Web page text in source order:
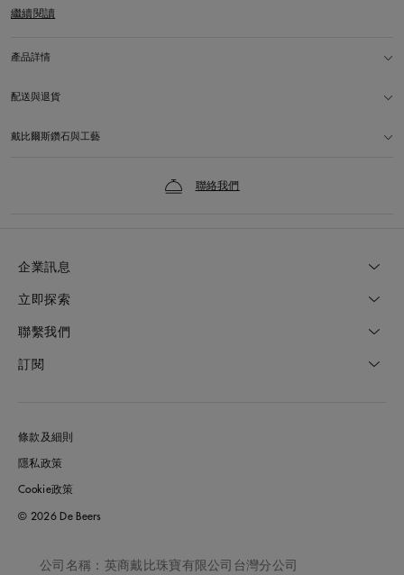
尖形、梨形和圓形明亮式切割的橘鑽、黃鑽和粉鑽。
繼續閱讀
產品詳情
配送與退貨
戴比爾斯鑽石與工藝
聯絡我們
企業訊息
立即探索
聯繫我們
訂閱
條款及細則
隱私政策
Cookie政策
© 2026 De Beers
公司名稱：英商戴比珠寶有限公司台灣分公司